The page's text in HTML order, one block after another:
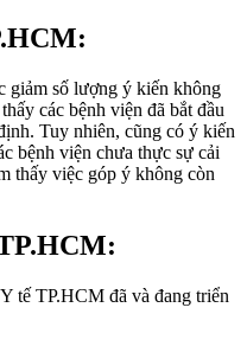
giảm số lượng ý kiến không
các bệnh viện đã bắt đầu
Tuy nhiên, cũng có ý kiến
bệnh viện chưa thực sự cải
thấy việc góp ý không còn
tế TP.HCM đã và đang triển